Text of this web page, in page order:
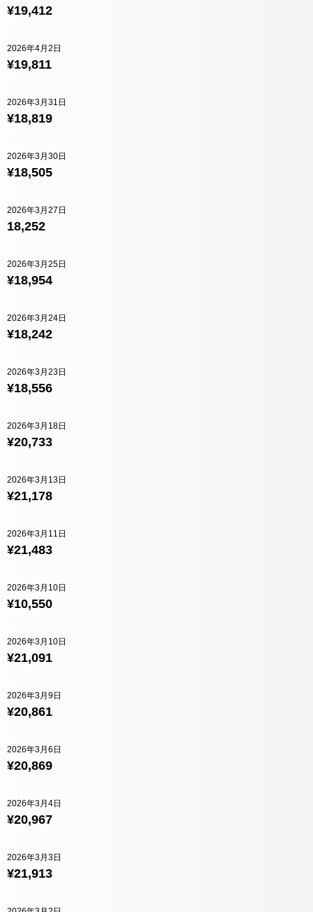
¥19,412
¥19,811
2026年4月2日
¥18,819
2026年3月31日
¥18,505
2026年3月30日
18,252
2026年3月27日
¥18,954
2026年3月25日
¥18,242
2026年3月24日
¥18,556
2026年3月23日
¥20,733
2026年3月18日
¥21,178
2026年3月13日
¥21,483
2026年3月11日
¥10,550
2026年3月10日
¥21,091
2026年3月10日
¥20,861
2026年3月9日
¥20,869
2026年3月6日
¥20,967
2026年3月4日
¥21,913
2026年3月3日